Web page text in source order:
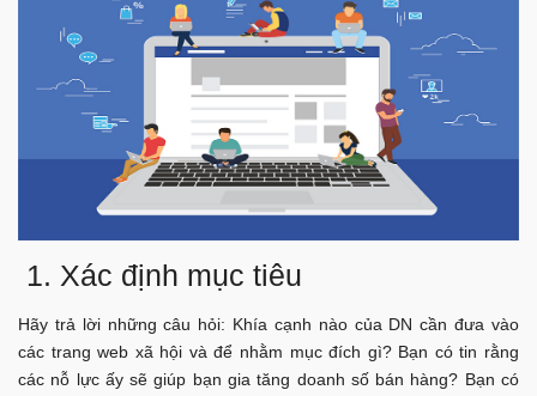
1. Xác định mục tiêu
Hãy trả lời những câu hỏi: Khía cạnh nào của DN cần đưa vào
các trang web xã hội và để nhằm mục đích gì? Bạn có tin rằng
các nỗ lực ấy sẽ giúp bạn gia tăng doanh số bán hàng? Bạn có